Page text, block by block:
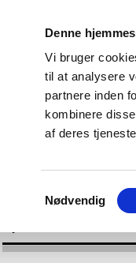
Denne
Vi bruger
til at analysere
partnere inden
kombinere
af deres
Samtykkevalg
Nødvendig
Godkendelse og